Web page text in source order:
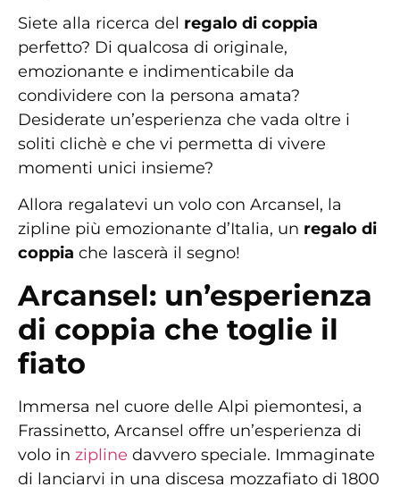
Siete alla ricerca del regalo di coppia
perfetto? Di qualcosa di originale,
emozionante e indimenticabile da
condividere con la persona amata?
Desiderate un’esperienza che vada oltre i
soliti clichè e che vi permetta di vivere
momenti unici insieme?
Allora regalatevi un volo con Arcansel, la
zipline più emozionante d’Italia, un regalo di
coppia che lascerà il segno!
Arcansel: un’esperienza
di coppia che toglie il
fiato
Immersa nel cuore delle Alpi piemontesi, a
Frassinetto, Arcansel offre un’esperienza di
volo in zipline davvero speciale. Immaginate
di lanciarvi in una discesa mozzafiato di 1800